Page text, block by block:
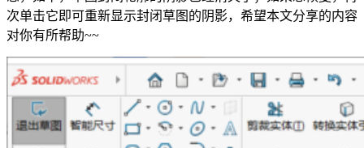
次单击它即可重新显示封闭草图的阴影，希望本文分享的内容
对你有所帮助~~